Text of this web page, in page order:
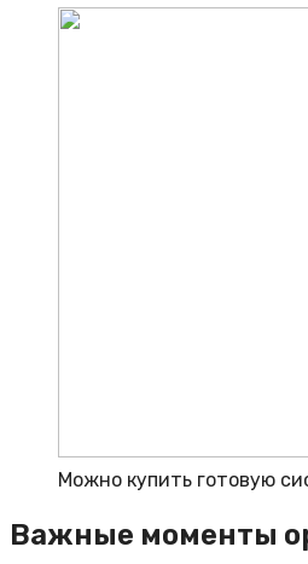
Можно купить готовую
Важные моменты